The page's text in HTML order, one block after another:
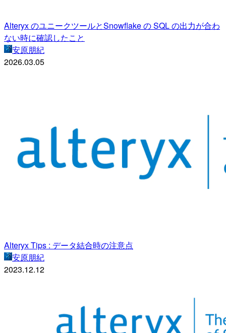
Alteryx のユニークツールとSnowflake の SQL の出力が合わ
ない時に確認したこと
安原朋紀
2026.03.05
Alteryx Tips : データ結合時の注意点
安原朋紀
2023.12.12